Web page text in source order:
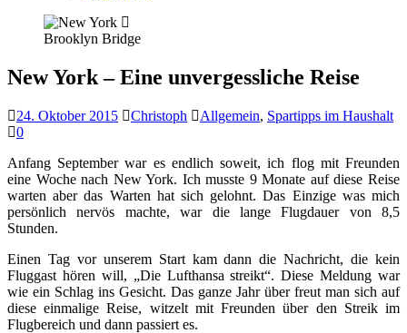
Brooklyn Bridge
New York – Eine unvergessliche Reise
24. Oktober 2015 Christoph Allgemein, Spartipps im Haushalt
0
Anfang September war es endlich soweit, ich flog mit Freunden
eine Woche nach New York. Ich musste 9 Monate auf diese Reise
warten aber das Warten hat sich gelohnt. Das Einzige was mich
persönlich nervös machte, war die lange Flugdauer von 8,5
Stunden.
Einen Tag vor unserem Start kam dann die Nachricht, die kein
Fluggast hören will, „Die Lufthansa streikt“. Diese Meldung war
wie ein Schlag ins Gesicht. Das ganze Jahr über freut man sich auf
diese einmalige Reise, witzelt mit Freunden über den Streik im
Flugbereich und dann passiert es.